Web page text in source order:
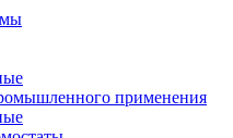
применения